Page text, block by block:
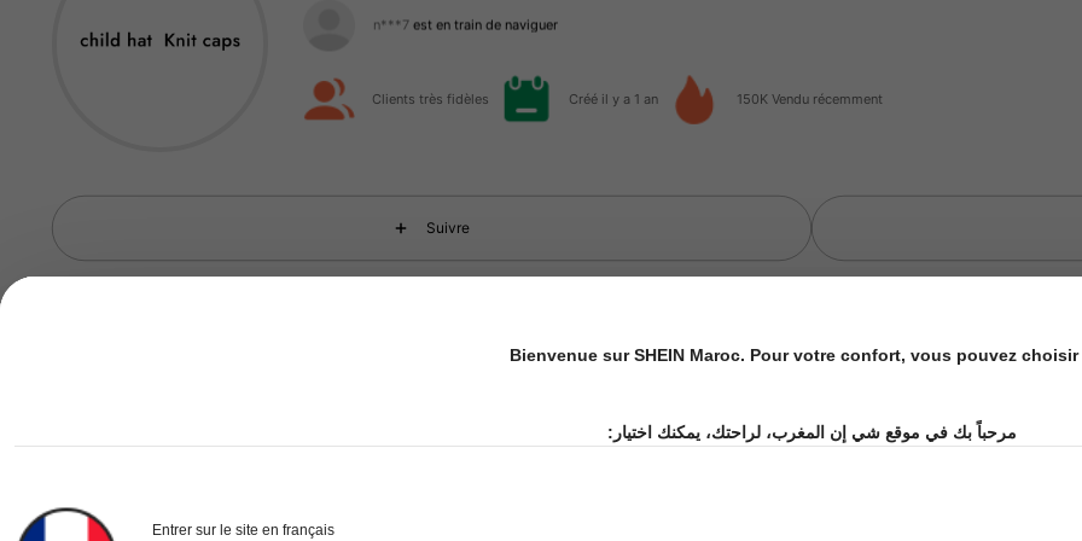
4.94
Clients très fidèles Créé il y a 1 an 150K Vendu récemment
Suivre
Bienvenue sur SHEIN Maroc. Pour votre confort, vous pouvez choisir
مرحباً بك في موقع شي إن المغرب، لراحتك، يمكنك اختيار:
Entrer sur le site en français